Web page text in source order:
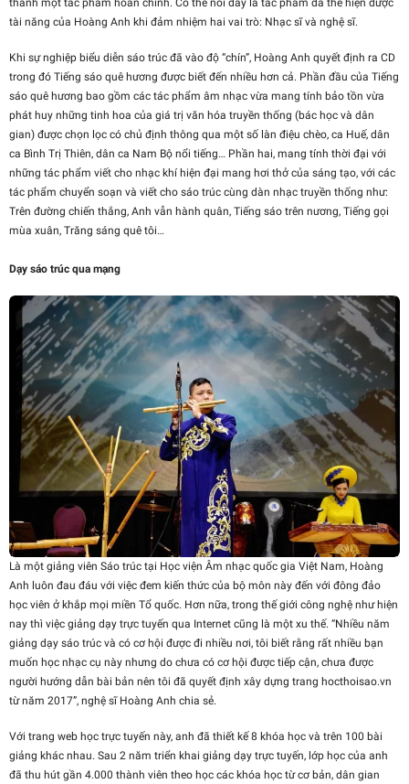
tài năng của Hoàng Anh khi đảm nhiệm hai vai trò: Nhạc sĩ và nghệ sĩ.
Khi sự nghiệp biểu diễn sáo trúc đã vào độ “chín”, Hoàng Anh quyết định ra CD
trong đó Tiếng sáo quê hương được biết đến nhiều hơn cả. Phần đầu của Tiếng
sáo quê hương bao gồm các tác phẩm âm nhạc vừa mang tính bảo tồn vừa
phát huy những tinh hoa của giá trị văn hóa truyền thống (bác học và dân
gian) được chọn lọc có chủ định thông qua một số làn điệu chèo, ca Huế, dân
ca Bình Trị Thiên, dân ca Nam Bộ nổi tiếng… Phần hai, mang tính thời đại với
những tác phẩm viết cho nhạc khí hiện đại mang hơi thở của sáng tạo, với các
tác phẩm chuyển soạn và viết cho sáo trúc cùng dàn nhạc truyền thống như:
Trên đường chiến thắng, Anh vẫn hành quân, Tiếng sáo trên nương, Tiếng gọi
mùa xuân, Trăng sáng quê tôi…
Dạy sáo trúc qua mạng
Là một giảng viên Sáo trúc tại Học viện Âm nhạc quốc gia Việt Nam, Hoàng
Anh luôn đau đáu với việc đem kiến thức của bộ môn này đến với đông đảo
học viên ở khắp mọi miền Tổ quốc. Hơn nữa, trong thế giới công nghệ như hiện
nay thì việc giảng dạy trực tuyến qua Internet cũng là một xu thế. “Nhiều năm
giảng dạy sáo trúc và có cơ hội được đi nhiều nơi, tôi biết rằng rất nhiều bạn
muốn học nhạc cụ này nhưng do chưa có cơ hội được tiếp cận, chưa được
người hướng dẫn bài bản nên tôi đã quyết định xây dựng trang hocthoisao.vn
từ năm 2017”, nghệ sĩ Hoàng Anh chia sẻ.
Với trang web học trực tuyến này, anh đã thiết kế 8 khóa học và trên 100 bài
giảng khác nhau. Sau 2 năm triển khai giảng dạy trực tuyến, lớp học của anh
đã thu hút gần 4.000 thành viên theo học các khóa học từ cơ bản, dân gian